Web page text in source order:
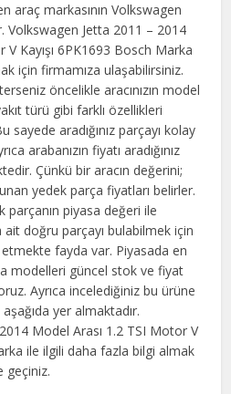
araç markasının Volkswagen
Volkswagen Jetta 2011 – 2014
Kayışı 6PK1693 Bosch Marka
için firmamıza ulaşabilirsiniz.
öncelikle aracınızın model
türü gibi farklı özellikleri
aradığınız parçayı kolay
arabanızın fiyatı aradığınız
Çünkü bir aracın değerini;
yedek parça fiyatları belirler.
parçanın piyasa değeri ile
ait doğru parçayı bulabilmek için
fayda var. Piyasada en
modelleri güncel stok ve fiyat
Ayrıca incelediğiniz bu ürüne
yer almaktadır.
Model Arası 1.2 TSI Motor V
ile ilgili daha fazla bilgi almak
geçiniz.